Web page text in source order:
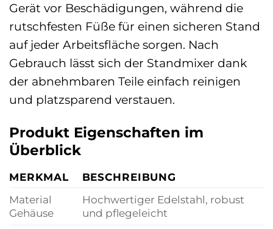
Gerät vor Beschädigungen, während die
rutschfesten Füße für einen sicheren Stand
auf jeder Arbeitsfläche sorgen. Nach
Gebrauch lässt sich der Standmixer dank
der abnehmbaren Teile einfach reinigen
und platzsparend verstauen.
Produkt Eigenschaften im
Überblick
MERKMAL
BESCHREIBUNG
Material
Gehäuse
Hochwertiger Edelstahl, robust
und pflegeleicht